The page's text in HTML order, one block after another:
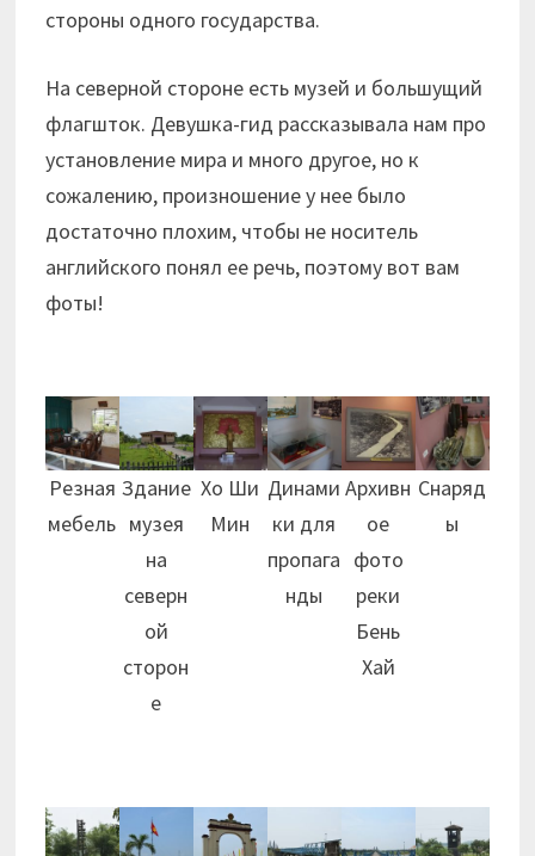
стороны одного государства.
На северной стороне есть музей и большущий
флагшток. Девушка-гид рассказывала нам про
установление мира и много другое, но к
сожалению, произношение у нее было
достаточно плохим, чтобы не носитель
английского понял ее речь, поэтому вот вам
фоты!
Резная
мебель
Здание
музея
на
северн
ой
сторон
е
Хо Ши
Мин
Динами
ки для
пропага
нды
Архивн
ое
фото
реки
Бень
Хай
Снаряд
ы